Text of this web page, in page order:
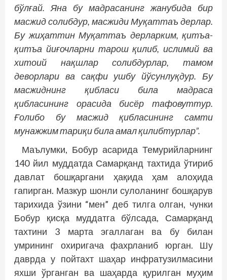
бўлғай. Яна бу мад­расанинг жанубида бир
масжид солибдур, масжиди Муқаттаъ дерлар.
Бу жиҳаттин Муқаттаъ дерларким, қитъа-
қитъа йиғочларни тарош қилиб, ислимий ва
хитоий нақшлар солибдурлар, тамом
деворлари ва сақфи ушбу йўсунлуқдур. Бу
масжиднинг қибласи била мад­раса
қибласининг орасида бисёр тафовуттур.
Ғолибо бу масжид қибласининг самти
мунажжим тариқи била амал қилибтурлар”.
Маълумки, Бобур асарида Темурийларнинг
140 йил муддатда Самарқанд тахтида ўтириб
давлат бош­қаргани ҳақида ҳам алоҳида
гапирган. Мазкур шонли сулоланинг бошқарув
тарихида ўзини “мен” деб тилга олган, чунки
Бобур қисқа муддатга бўлсада, Самарқанд
тахтини 3 марта эгаллаган ва бу билан
умрининг охиригача фахрланиб юрган. Шу
даврда у пойтахт шаҳар инфратузилмасини
яхши ўрганган ва шаҳарда қурилган муҳим